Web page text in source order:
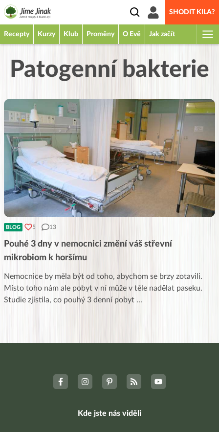
SHODIT KILA?
Recepty Kurzy Klub Proměny O Evě Jak začít
Patogenní bakterie
BLOG 5 13
Pouhé 3 dny v nemocnici změní váš střevní
mikrobiom k horšímu
Nemocnice by měla být od toho, abychom se brzy zotavili.
Místo toho nám ale pobyt v ní může v těle nadělat paseku.
Studie zjistila, co pouhý 3 denní pobyt ...
Kde jste nás viděli